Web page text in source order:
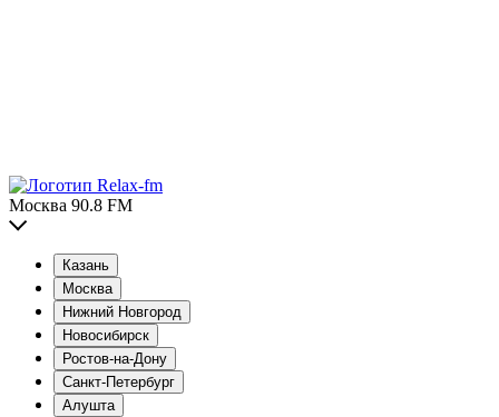
Москва 90.8 FM
Казань
Москва
Нижний Новгород
Новосибирск
Ростов-на-Дону
Санкт-Петербург
Алушта